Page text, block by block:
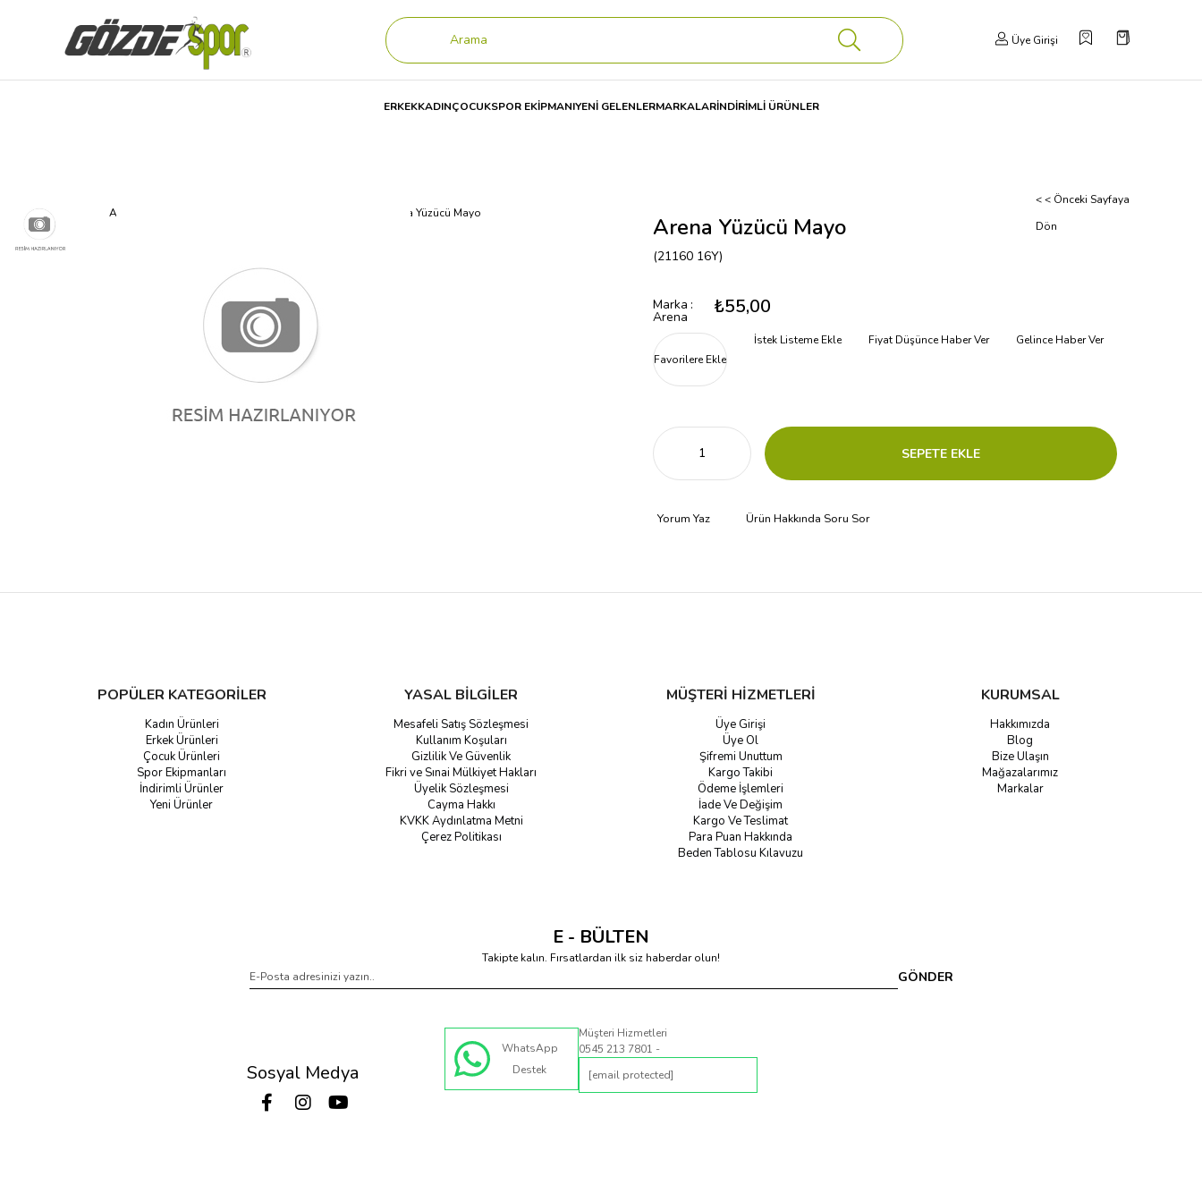
Üye Girişi
ERKEKKADINÇOCUKSPOR EKİPMANIYENİ GELENLERMARKALARİNDİRİMLİ ÜRÜNLER
Anasayfa Arena Yüzücü Mayo
< < Önceki Sayfaya
Dön
Arena Yüzücü Mayo
(21160 16Y)
Marka :
Arena ₺55,00
Favorilere Ekle
İstek Listeme Ekle Fiyat Düşünce Haber Ver Gelince Haber Ver
Yorum Yaz Ürün Hakkında Soru Sor
POPÜLER KATEGORİLER
Kadın Ürünleri
Erkek Ürünleri
Çocuk Ürünleri
Spor Ekipmanları
İndirimli Ürünler
Yeni Ürünler
YASAL BİLGİLER
Mesafeli Satış Sözleşmesi
Kullanım Koşuları
Gizlilik Ve Güvenlik
Fikri ve Sınai Mülkiyet Hakları
Üyelik Sözleşmesi
Cayma Hakkı
KVKK Aydınlatma Metni
Çerez Politikası
MÜŞTERİ HİZMETLERİ
Üye Girişi
Üye Ol
Şifremi Unuttum
Kargo Takibi
Ödeme İşlemleri
İade Ve Değişim
Kargo Ve Teslimat
Para Puan Hakkında
Beden Tablosu Kılavuzu
KURUMSAL
Hakkımızda
Blog
Bize Ulaşın
Mağazalarımız
Markalar
E - BÜLTEN
Takipte kalın. Fırsatlardan ilk siz haberdar olun!
GÖNDER
Sosyal Medya
WhatsApp
Destek
Müşteri Hizmetleri
0545 213 7801 -
[email protected]